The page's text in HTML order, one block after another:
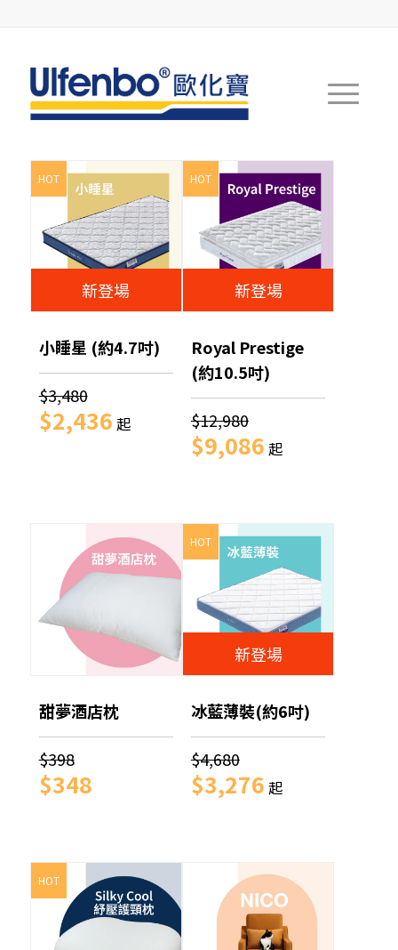
HOT
新登場
小睡星 (約4.7吋)
$3,480
$2,436 起
HOT
新登場
Royal Prestige
(約10.5吋)
$12,980
$9,086 起
甜夢酒店枕
$398
$348
HOT
新登場
冰藍薄裝(約6吋)
$4,680
$3,276 起
HOT